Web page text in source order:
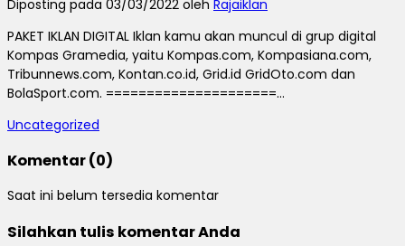
Diposting pada 03/03/2022 oleh Rajaiklan
PAKET IKLAN DIGITAL Iklan kamu akan muncul di grup digital
Kompas Gramedia, yaitu Kompas.com, Kompasiana.com,
Tribunnews.com, Kontan.co.id, Grid.id GridOto.com dan
BolaSport.com. =====================...
Uncategorized
Komentar (0)
Saat ini belum tersedia komentar
Silahkan tulis komentar Anda